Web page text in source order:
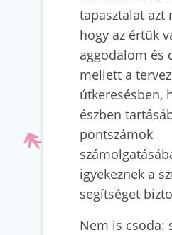
tapasztalat azt
hogy az értük
aggodalom és
mellett a
útkeresésben,
észben
pontszámok
igyekeznek a
segítséget
Nem is csoda: